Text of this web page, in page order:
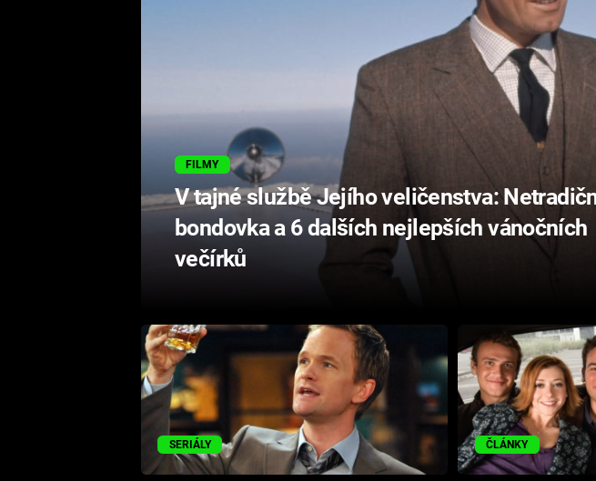
FILMY
V tajné službě Jejího veličenstva:
bondovka a 6 dalších nejlepších vánočních
večírků
SERIÁLY ČLÁNKY